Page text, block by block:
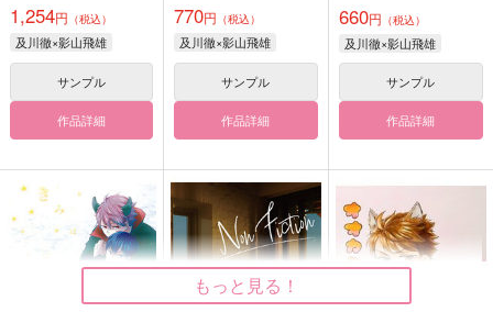
1,254円 （税込）
及川徹×影山飛雄
サンプル
作品詳細
770円 （税込）
及川徹×影山飛雄
サンプル
作品詳細
660円 （税込）
及川徹×影山飛雄
サンプル
作品詳細
もっと見る！